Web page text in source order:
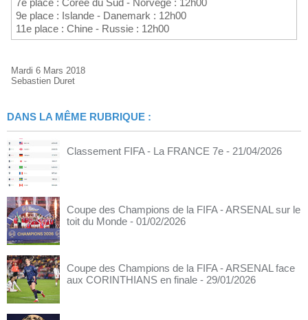
9e place : Islande - Danemark : 12h00
11e place : Chine - Russie : 12h00
Mardi 6 Mars 2018
Sebastien Duret
DANS LA MÊME RUBRIQUE :
Classement FIFA - La FRANCE 7e - 21/04/2026
Coupe des Champions de la FIFA - ARSENAL sur le
toit du Monde - 01/02/2026
Coupe des Champions de la FIFA - ARSENAL face
aux CORINTHIANS en finale - 29/01/2026